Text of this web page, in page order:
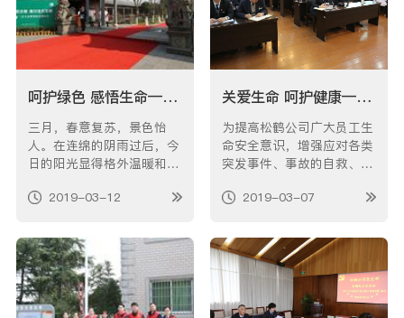
呵护绿色 感悟生命——松鹤园举办第十三次生态葬集体安葬仪式
三月，春意复苏，景色怡
人。在连绵的阴雨过后，今
日的阳光显得格外温暖和
的日子里，同时也伴随着第
举办了第十三次生态葬集体
安葬仪式。 此次活动共为1
6位亲人进行安葬，100多
名家属参加了仪式。上午九
点整，伴着…
2019-03-12
关爱生命 呵护健康——松鹤开展红十字救护知识培训
为提高松鹤公司广大员工生
命安全意识，增强应对各类
突发事件、事故的自救、互
午，公司邀请了镇红十字会
内科的朱明、杨怡2位医生
前来为本单位的128名员工
进行了心肺复苏急应急救护
培训讲座，镇卫委计领导应
邀出席。 …
2019-03-07